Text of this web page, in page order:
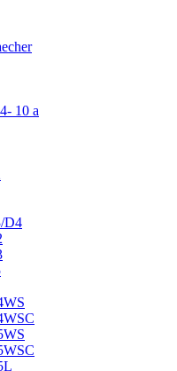
10 a
D4